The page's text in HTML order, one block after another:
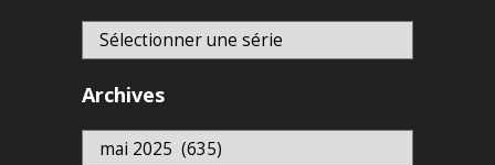
Archives
Archives